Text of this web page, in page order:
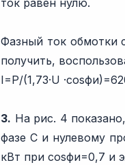
ток равен нулю.
Фазный ток обмотки
получить,
I=P/(1,73·U
3. На рис. 4
фазе C и нулевому
кВт при cosфи=0,7 и